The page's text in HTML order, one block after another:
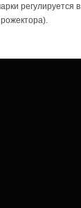
регулируется в